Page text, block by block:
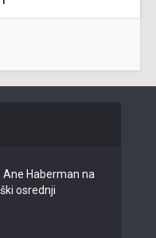
Haberman na
osrednji